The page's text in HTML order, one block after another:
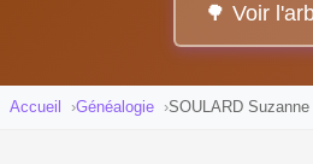
🌳 Voir
Accueil Généalogie SOULARD Suzanne